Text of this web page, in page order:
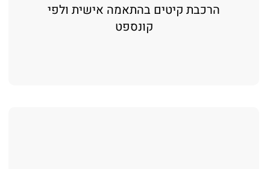
הרכבת קיטים בהתאמה אישית ולפי
קונספט